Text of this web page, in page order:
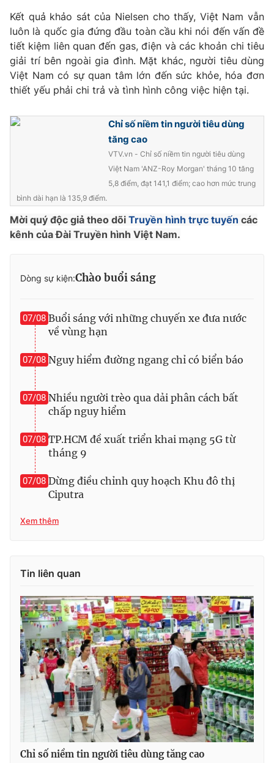
Khán giả
Giải sao mai
Sao
Du lịch
Làm đẹp
Chất lượng cuộc sống
Giáo dục
Tuyển sinh
Học trực tuyến
Công nghệ
Hitech Công nghệ tương lai
Giao lưu trực tuyến
Emagazine
Photo Infographic
Shorts video
VTV Sức khoẻ
Thị trường 24h
VTV4
VTV9
Liên hệ tòa soạn English
Theo dõi báo trên
Cơ quan chủ quản:Đài Truyền hình Việt Nam
Cơ quan báo chí:Thời báo VTV
Giấy phép hoạt động báo in và báo điện tử số 483/GP-BTTTT
cấp ngày 29/12/2023
Tổng Biên tập:Vũ Thanh Thủy
Phó Tổng Biên tập:Nguyễn Thị Mỹ Hạnh, Phạm Quốc Thắng,
Nguyễn Trọng Ninh
Tổng đài VTV:024.38 355 931 - 024.38 355 932
Kết quả khảo sát của Nielsen cho thấy, Việt Nam vẫn
luôn là quốc gia đứng đầu toàn cầu khi nói đến vấn đề
tiết kiệm liên quan đến gas, điện và các khoản chi tiêu
giải trí bên ngoài gia đình. Mặt khác, người tiêu dùng
Việt Nam có sự quan tâm lớn đến sức khỏe, hóa đơn
thiết yếu phải chi trả và tình hình công việc hiện tại.
Chỉ số niềm tin người tiêu dùng
tăng cao
VTV.vn - Chỉ số niềm tin người tiêu dùng
Việt Nam 'ANZ-Roy Morgan' tháng 10 tăng
5,8 điểm, đạt 141,1 điểm; cao hơn mức trung
bình dài hạn là 135,9 điểm.
Mời quý độc giả theo dõi Truyền hình trực tuyến các
kênh của Đài Truyền hình Việt Nam.
Dòng sự kiện:Chào buổi sáng
07/08 Buổi sáng với những chuyến xe đưa nước
về vùng hạn
07/08 Nguy hiểm đường ngang chỉ có biển báo
07/08 Nhiều người trèo qua dải phân cách bất
chấp nguy hiểm
07/08 TP.HCM đề xuất triển khai mạng 5G từ
tháng 9
07/08 Dừng điều chỉnh quy hoạch Khu đô thị
Ciputra
Xem thêm
Tin liên quan
Chỉ số niềm tin người tiêu dùng tăng cao